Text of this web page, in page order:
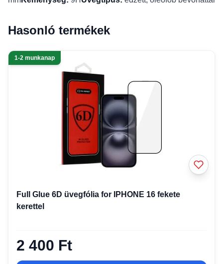
Hasonló termékek
1-2 munkanap
Full Glue 6D üvegfólia for IPHONE 16 fekete
kerettel
2 400 Ft